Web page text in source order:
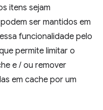
itens sejam
ser mantidos em
funcionalidade pelo
permite limitar o
e / ou remover
em cache por um